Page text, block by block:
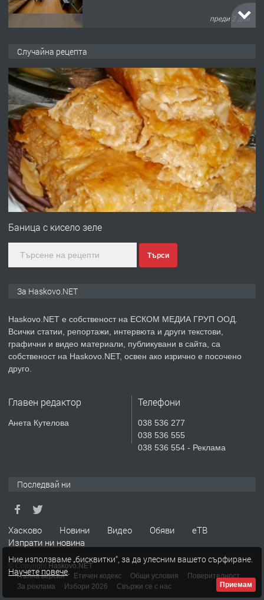
преди 2 дни
АПАРТАМЕНТ В ЦЕНТЪРА НА ГР.
ХАСКОВО
преди 3 дни
ПРЕДЛАГА Давам гараж под наем
преди 3 дни
ПРЕДЛАГА
№4120 Магазин/Офис под наем в кв.
градската градина!
преди 4 дни
ПРЕДЛАГА
Продавам парцел в гр. Хасково кв.
СГЛОБЯВАНЕ НА МЕБЕЛИ.
апартамент под наем в кв.
Училищни, гр. Хасково.
преди 4 дни
Случайна рецепта
Баница с кисело зеле
Търси
За Haskovo.NET
Haskovo.NET е собственост на ЕСКОМ МЕДИА ГРУП ООД.
Всички статии, репортажи, интервюта и други текстови,
графични и видео материали, публикувани в сайта, са
собственост на Haskovo.NET, освен ако изрично е посочено
друго.
Главен редактор
Анета Кутелова
Телефони
038 536 277
038 536 555
038 536 554 - Реклама
Последвай ни
Хасково Новини Видео Обяви
еТВ
Изпрати ни новина
© Copyright Haskovo.NET
Пълна версия
Етичен кодекс Общи условия
Поверителност
За реклама
Избори 2026 Свържи се с нас
Ние използваме „бисквитки“, за да улесним вашето сърфиране.
Научете повече.
Приемам